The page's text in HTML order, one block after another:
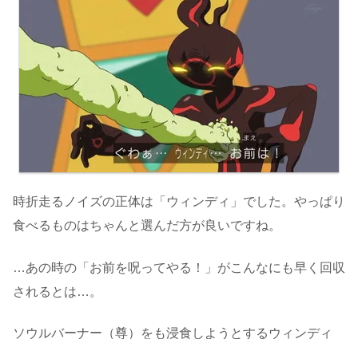
時折走るノイズの正体は「ウィンディ」でした。やっぱり
食べるものはちゃんと選んだ方が良いですね。
…あの時の「お前を呪ってやる！」がこんなにも早く回収
されるとは…。
ソウルバーナー（尊）をも浸食しようとするウィンディ